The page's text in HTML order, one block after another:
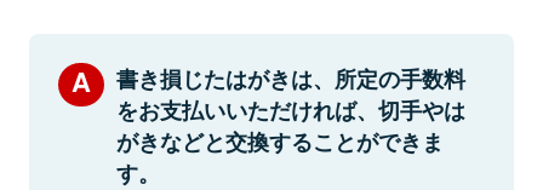
書き損じたはがきは、 所定の手数料
をお支払いいただければ、切手やは
がきなどと交換することができま
す。